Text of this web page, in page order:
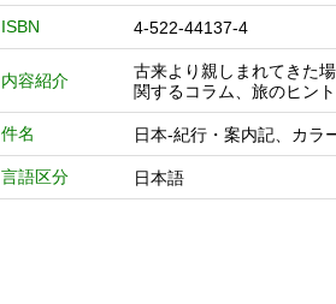
ISBN 4-522-44137-4
内容紹介
古来より親しまれてきた
関するコラム、旅のヒン
件名 日本-紀行・案内記、カラ
言語区分 日本語